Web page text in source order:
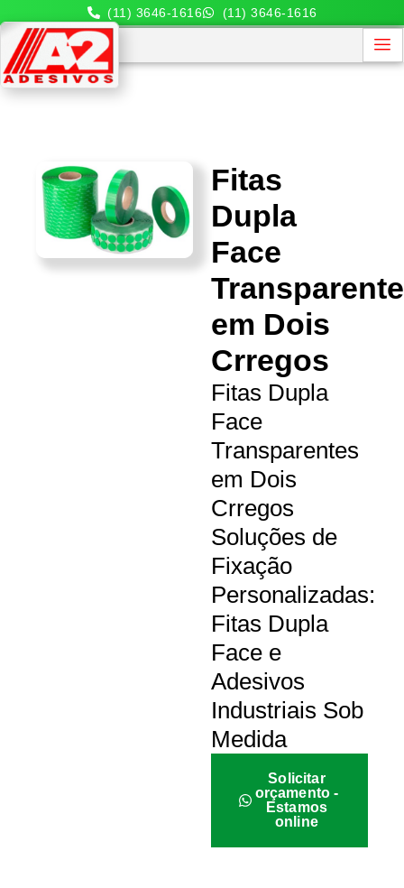
(11) 3646-1616 (11) 3646-1616
Fitas
Dupla
Face
em Dois
Crregos
Fitas Dupla
Face
Transparentes
em Dois
Crregos
Soluções de
Fixação
Personalizadas:
Fitas Dupla
Face e
Adesivos
Industriais Sob
Medida
Solicitar
orçamento -
Estamos
online